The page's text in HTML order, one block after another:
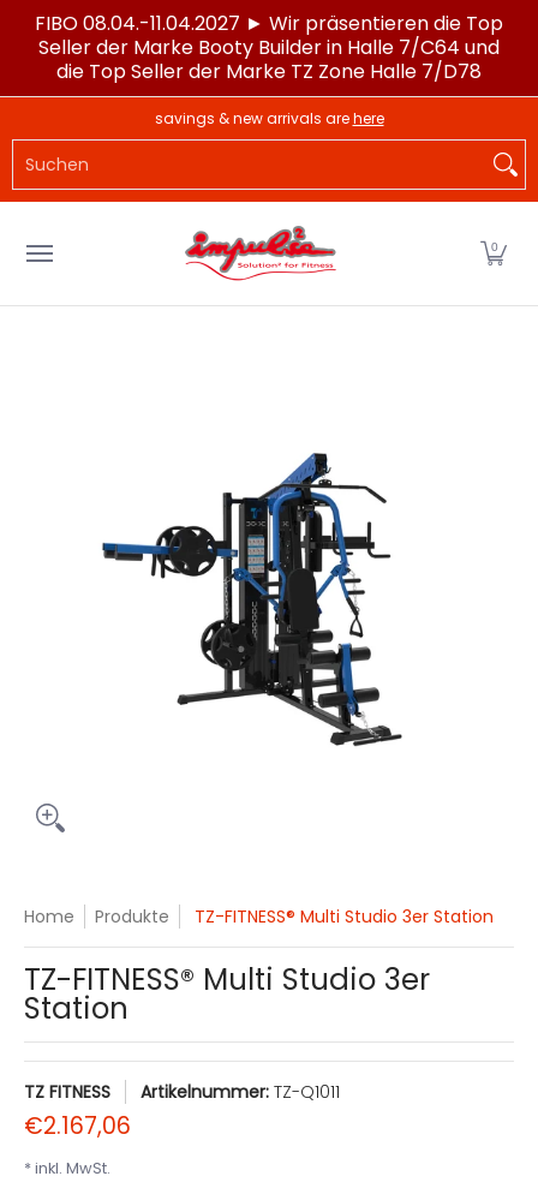
Zum Hauptinhalt springen
FIBO 08.04.-11.04.2027 ► Wir präsentieren die Top
Seller der Marke Booty Builder in Halle 7/C64 und
die Top Seller der Marke TZ Zone Halle 7/D78
LAGERWARE POWERTEC® IMPULSE®
savings & new arrivals arehere
0
Home Produkte TZ-FITNESS® Multi Studio 3er Station
TZ-FITNESS® Multi Studio 3er
Station
TZ FITNESS Artikelnummer: TZ-Q1011
€2.167,06
* inkl. MwSt.